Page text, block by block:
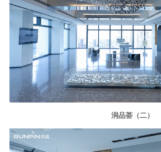
润品荟（二）